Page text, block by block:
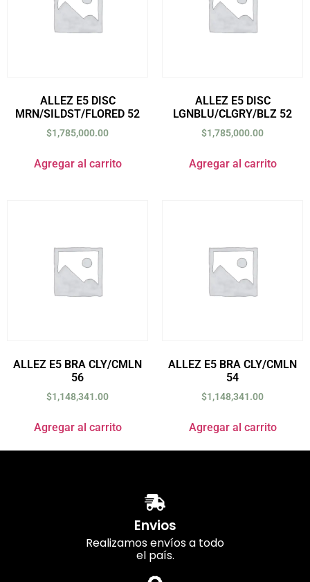
ALLEZ E5 DISC
MRN/SILDST/FLORED 52
$1,785,000.00
Agregar al carrito
ALLEZ E5 DISC
LGNBLU/CLGRY/BLZ 52
$1,785,000.00
Agregar al carrito
ALLEZ E5 BRA CLY/CMLN
56
$1,148,341.00
Agregar al carrito
ALLEZ E5 BRA CLY/CMLN
54
$1,148,341.00
Agregar al carrito
Envios
Realizamos envíos a todo
el país.